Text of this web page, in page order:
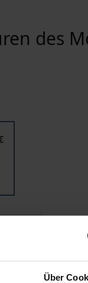
Über
des